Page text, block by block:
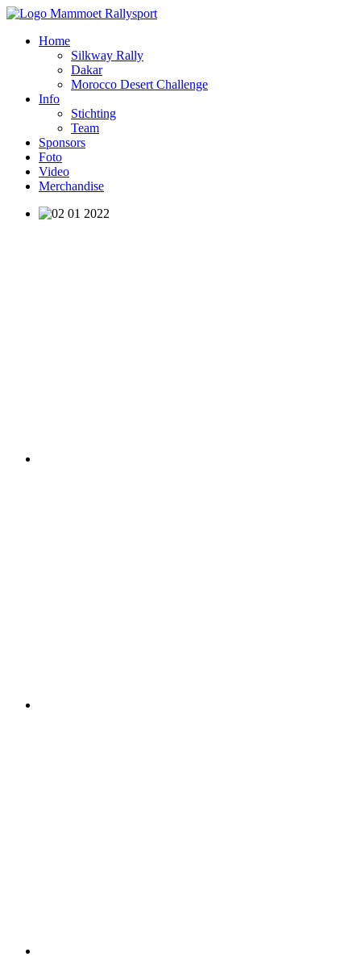
Home
Silkway Rally
Dakar
Morocco Desert Challenge
Info
Stichting
Team
Sponsors
Foto
Video
Merchandise